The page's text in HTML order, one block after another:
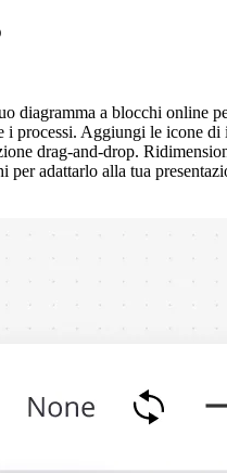
diagramma a blocchi online
i processi. Aggiungi le icone di
drag-and-drop.
per adattarlo alla tua